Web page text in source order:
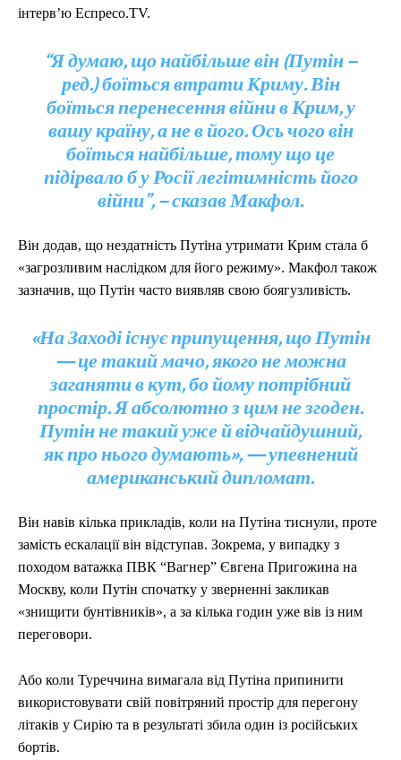
інтерв’ю Еспресо.TV.
“Я думаю, що найбільше він (Путін –
ред.) боїться втрати Криму. Він
боїться перенесення війни в Крим, у
вашу країну, а не в його. Ось чого він
боїться найбільше, тому що це
підірвало б у Росії легітимність його
війни”, – сказав Макфол.
Він додав, що нездатність Путіна утримати Крим стала б
«загрозливим наслідком для його режиму». Макфол також
зазначив, що Путін часто виявляв свою боягузливість.
«На Заході існує припущення, що Путін
— це такий мачо, якого не можна
заганяти в кут, бо йому потрібний
простір. Я абсолютно з цим не згоден.
Путін не такий уже й відчайдушний,
як про нього думають», — упевнений
американський дипломат.
Він навів кілька прикладів, коли на Путіна тиснули, проте
замість ескалації він відступав. Зокрема, у випадку з
походом ватажка ПВК “Вагнер” Євгена Пригожина на
Москву, коли Путін спочатку у зверненні закликав
«знищити бунтівників», а за кілька годин уже вів із ним
переговори.
Або коли Туреччина вимагала від Путіна припинити
використовувати свій повітряний простір для перегону
літаків у Сирію та в результаті збила один із російських
бортів.